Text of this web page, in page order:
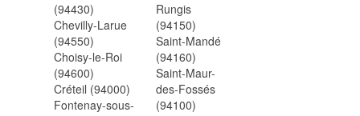
(94430)
Chevilly-Larue
(94550)
Choisy-le-Roi
(94600)
Créteil (94000)
Fontenay-sous-
Rungis
(94150)
Saint-Mandé
(94160)
Saint-Maur-
des-Fossés
(94100)